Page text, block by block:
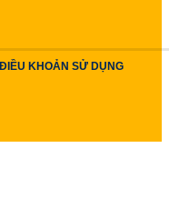
ĐIỀU KHOẢN SỬ DỤNG